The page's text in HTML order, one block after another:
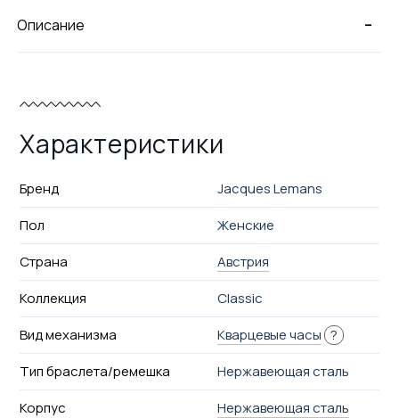
-
Описание
Характеристики
Бренд
Jacques Lemans
Пол
Женские
Страна
Австрия
Коллекция
Classic
Вид механизма
Кварцевые часы ?
Тип браслета/ремешка
Нержавеющая сталь
Корпус
Нержавеющая сталь